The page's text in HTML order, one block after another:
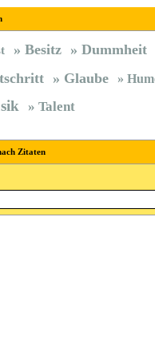
Besitz Dummheit
Glaube
Talent
Zitaten